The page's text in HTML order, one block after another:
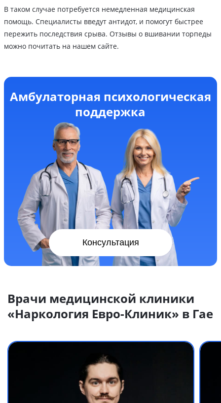
В таком случае потребуется немедленная медицинская
помощь. Специалисты введут антидот, и помогут быстрее
пережить последствия срыва. Отзывы о вшивании торпеды
можно почитать на нашем сайте.
Амбулаторная психологическая
поддержка
Консультация
Врачи медицинской клиники
«Наркология Евро-Клиник» в Гае